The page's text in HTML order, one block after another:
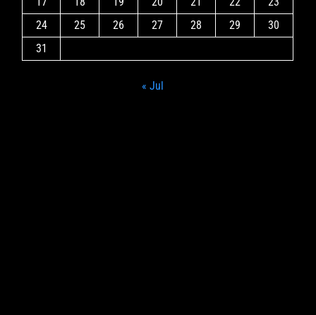
24
25 26 27 28 29
30
31
« Jul